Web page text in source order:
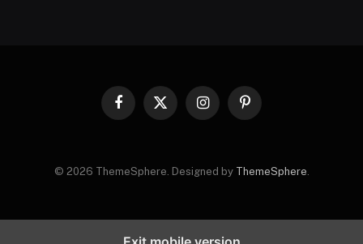
Facebook
X
InstagramPinterest
© 2026 ThemeSphere. Designed by ThemeSphere